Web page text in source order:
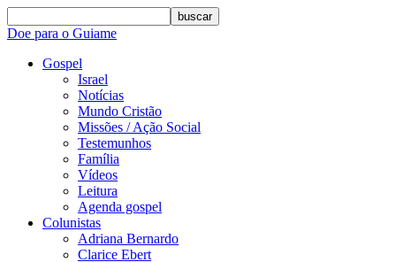
buscar
Doe para o Guiame
Gospel
Israel
Notícias
Mundo Cristão
Missões / Ação Social
Testemunhos
Família
Vídeos
Leitura
Agenda gospel
Colunistas
Adriana Bernardo
Clarice Ebert